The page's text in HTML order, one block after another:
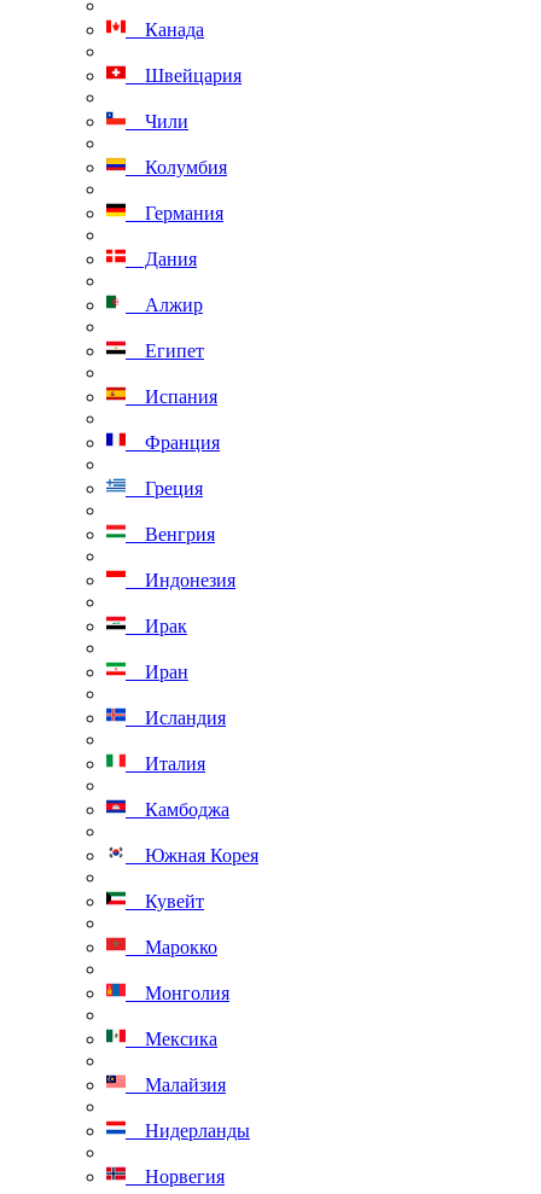
Канада
Швейцария
Чили
Колумбия
Германия
Дания
Алжир
Египет
Испания
Франция
Греция
Венгрия
Индонезия
Ирак
Иран
Исландия
Италия
Камбоджа
Южная Корея
Кувейт
Марокко
Монголия
Мексика
Малайзия
Нидерланды
Норвегия